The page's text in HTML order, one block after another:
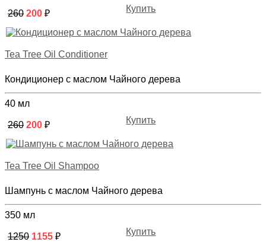
260 200 ₽ Купить
Tea Tree Oil Conditioner
Кондиционер с маслом Чайного дерева
40 мл
260 200 ₽ Купить
Tea Tree Oil Shampoo
Шампунь с маслом Чайного дерева
350 мл
1250 1155 ₽ Купить